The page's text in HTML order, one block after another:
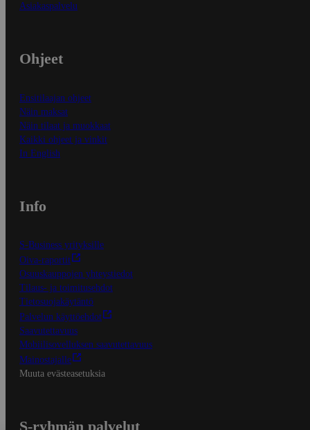
Asiakaspalvelu
Ohjeet
Ensitilaajan ohjeet
Näin maksat
Näin tilaat ja muokkaat
Kaikki ohjeet ja vinkit
In English
Info
S-Business yrityksille
Oiva-raportit
Osuuskauppojen yhteystiedot
Tilaus- ja toimitusehdot
Tietosuojakäytäntö
Palvelun käyttöehdot
Saavutettavuus
Mobiilisovelluksen saavutettavuus
Mainostajalle
Muuta evästeasetuksia
S-ryhmän palvelut